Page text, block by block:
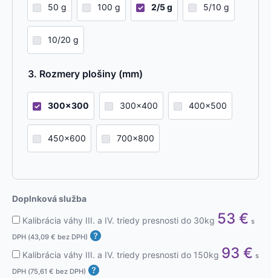
50 g 100 g 2/5 g 5/10 g
10/20 g
Rozmery plošiny (mm)
300x300 300x400 400x500
450x600 700x800
Doplnková služba
Kalibrácia váhy III. a IV. triedy presnosti do 30kg 53 € s
DPH (43,09 € bez DPH)
Kalibrácia váhy III. a IV. triedy presnosti do 150kg 93 € s
DPH (75,61 € bez DPH)